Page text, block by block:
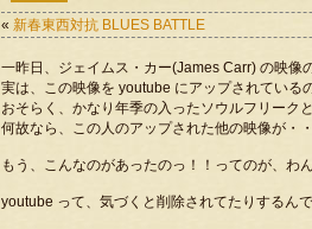
« 新春東西対抗 BLUES BATTLE
一昨日、ジェイムス・カー(James Carr) の映像
実は、この映像を youtube にアップされている
おそらく、かなり年季の入ったソウルフリークと
何故なら、この人のアップされた他の映像が・・
もう、こんなのがあったのっ！！ってのが、わ
youtube って、気づくと削除されてたりするん